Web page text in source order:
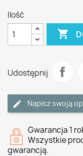
Ilość

Udostępnij
Napisz swoją
Gwarancja 1
Wszystkie
gwarancją.